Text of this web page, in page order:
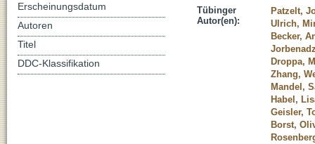
Tübinger
Autor(en):
Patzelt,
Ulrich,
Becker,
Droppa,
Zhang,
Mandel,
Habel,
Geisler,
Borst,
Erscheinungsdatum
Autoren
Titel
DDC-Klassifikation